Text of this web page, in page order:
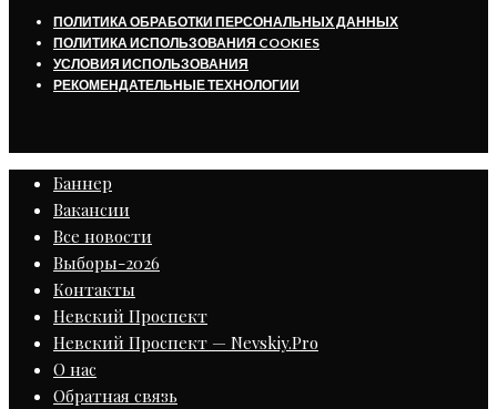
ПОЛИТИКА ОБРАБОТКИ ПЕРСОНАЛЬНЫХ ДАННЫХ
ПОЛИТИКА ИСПОЛЬЗОВАНИЯ COOKIES
УСЛОВИЯ ИСПОЛЬЗОВАНИЯ
РЕКОМЕНДАТЕЛЬНЫЕ ТЕХНОЛОГИИ
Баннер
Вакансии
Все новости
Выборы-2026
Контакты
Невский Проспект
Невский Проспект — Nevskiy.Pro
О нас
Обратная связь